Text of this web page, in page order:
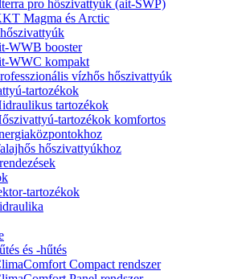
pro hőszivattyúk (ait-SWP)
Magma és Arctic
WWB booster
WWC kompakt
vízhős hőszivattyúk
tartozékok
tartozékok
tartozékok komfortos
hőszivattyúkhoz
tartozékok
és -hűtés
Compact rendszer